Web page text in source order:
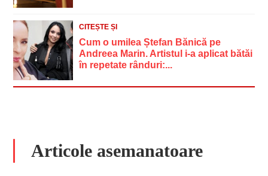
CITEȘTE ȘI
Cum o umilea Ștefan Bănică pe
Andreea Marin. Artistul i-a aplicat bătăi
în repetate rânduri:...
Articole asemanatoare